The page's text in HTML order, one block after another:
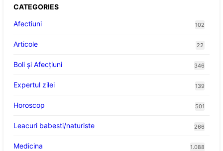
CATEGORIES
Afectiuni
102
Articole 22
Boli și Afecțiuni 346
Expertul zilei 139
Horoscop 501
Leacuri babesti/naturiste 266
Medicina 1.088